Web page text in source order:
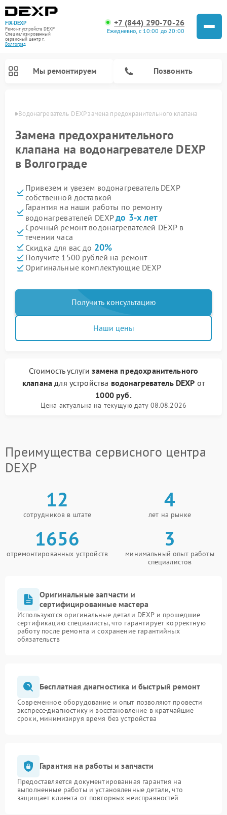
FIX-DEXP
Ремонт устройств DEXP
Специализированный
cервисный центр г.
Волгоград
+7 (844) 290-70-26
Ежедневно, с 10:00 до 20:00
Мы ремонтируем Позвонить
Водонагреватель DEXP замена предохранительного клапана
Замена предохранительного
клапана на водонагревателе DEXP
в Волгограде
Привезем и увезем водонагреватель DEXP
собственной доставкой
Гарантия на наши работы по ремонту
водонагревателей DEXPдо 3-х лет
Срочный ремонт водонагревателей DEXP в
течении часа
Скидка для вас до 20%
Получите 1500 рублей на ремонт
Оригинальные комплектующие DEXP
Получить консультацию
Наши цены
Стоимость услугизамена предохранительного
клапана для устройства водонагреватель DEXP от
1000 руб.
Цена актуальна на текущую дату 08.08.2026
Преимущества сервисного центра
DEXP
12
сотрудников в штате
4
лет на рынке
1656
отремонтированных устройств
3
минимальный опыт работы
специалистов
Оригинальные запчасти и
сертифицированные мастера
Используются оригинальные детали DEXP и прошедшие
сертификацию специалисты, что гарантирует корректную
работу после ремонта и сохранение гарантийных
обязательств
Бесплатная диагностика и быстрый ремонт
Современное оборудование и опыт позволяют провести
экспресс-диагностику и восстановление в кратчайшие
сроки, минимизируя время без устройства
Гарантия на работы и запчасти
Предоставляется документированная гарантия на
выполненные работы и установленные детали, что
защищает клиента от повторных неисправностей